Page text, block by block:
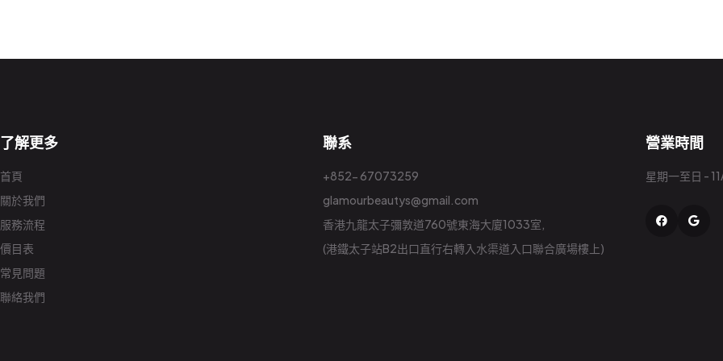
了解更多
首頁
關於我們
服務流程
價目表
常見問題
聯絡我們
聯系
+852- 67073259
glamourbeautys@gmail.com
香港九龍太子彌敦道760號東海大廈1033室,
(港鐵太子站B2出口直行右轉入水渠道入口聯合廣場樓上)
營業時間
星期一至日 -